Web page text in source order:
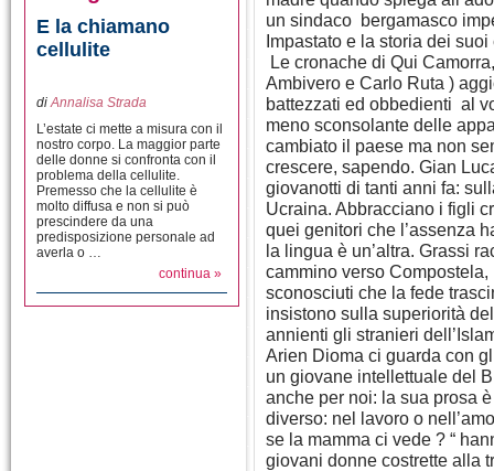
E la chiamano
cellulite
diAnnalisa Strada
L’estate ci mette a misura con il
nostro corpo. La maggior parte
delle donne si confronta con il
problema della cellulite.
Premesso che la cellulite è
molto diffusa e non si può
prescindere da una
predisposizione personale ad
averla o …
continua »
un sindaco bergamasco
Impastato e la storia dei
Le cronache di Qui
Ambivero e Carlo Ruta )
battezzati ed obbedienti al
meno sconsolante delle
cambiato il paese ma non
crescere, sapendo. Gian
giovanotti di tanti anni fa:
Ucraina. Abbracciano i figli
quei genitori che l’assenza
la lingua è un’altra. Grassi
cammino verso
sconosciuti che la fede
insistono sulla superiorità
annienti gli stranieri
Arien Dioma ci guarda con
un giovane intellettuale del
anche per noi: la sua prosa
diverso: nel lavoro o
se la mamma ci vede ? “
giovani donne costrette alla